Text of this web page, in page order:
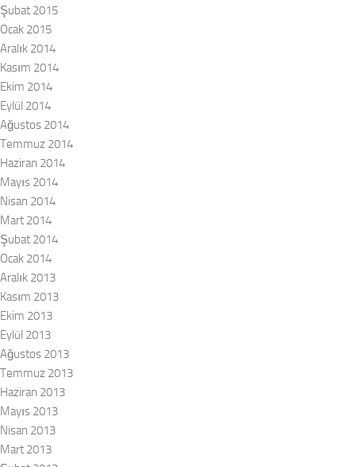
Şubat 2015
Ocak 2015
Aralık 2014
Kasım 2014
Ekim 2014
Eylül 2014
Ağustos 2014
Temmuz 2014
Haziran 2014
Mayıs 2014
Nisan 2014
Mart 2014
Şubat 2014
Ocak 2014
Aralık 2013
Kasım 2013
Ekim 2013
Eylül 2013
Ağustos 2013
Temmuz 2013
Haziran 2013
Mayıs 2013
Nisan 2013
Mart 2013